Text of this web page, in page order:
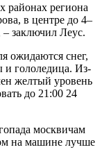
районах региона
в центре до 4–
– заключил Леус.
ожидаются снег,
и гололедица. Из-
желтый уровень
до 21:00 24
москвичам
на машине лучше